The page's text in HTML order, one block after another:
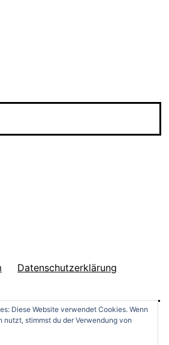
o
s
n
Diese Website verwendet Cookies. Wenn
nutzt, stimmst du der Verwendung von
Datenschutzerklärung